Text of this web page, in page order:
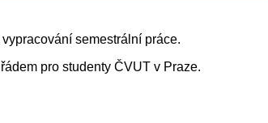
semestrální práce.
pro studenty ČVUT v Praze.